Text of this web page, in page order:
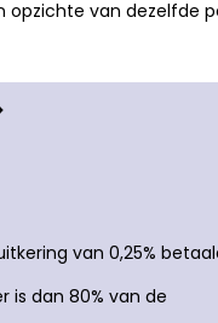
van dezelfde
van 0,25%
is dan 80% van de